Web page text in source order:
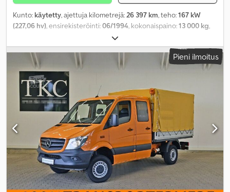
Kunto: käytetty, ajettuja kilometrejä:26 397 km, teho:167 kW
(227,06 hv), ensirekisteröinti:06/1994, kokonaispaino:13 000 kg,
punainen
akselia, vaihteistotyyppi:mekaaninen, Valmistusvuosi:1994,
kokonaispituus:
6 520 mm , kokonaisleveys: 2 500 mm,
kokonaiskorkeus:3 250 mm , Varusteet: neliveto,
Pieni ilmoitus